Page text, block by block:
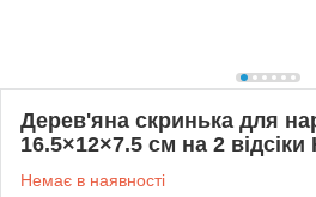
Дерев'яна скринька для
16.5×12×7.5 см на 2 відсіки
Немає в наявності